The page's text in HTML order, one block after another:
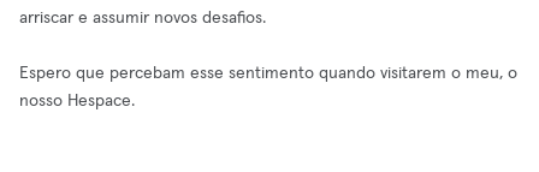
arriscar e assumir novos desafios.
Espero que percebam esse sentimento quando visitarem o meu, o
nosso Hespace.